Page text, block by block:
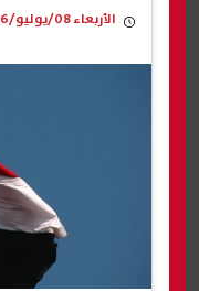
الأربعاء 08/يوليو/2026 - 10:29 ص